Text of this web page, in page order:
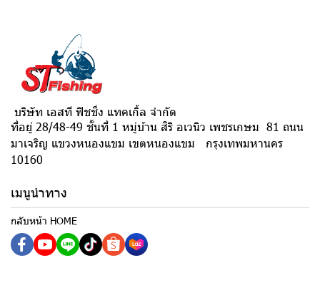
บริษัท เอสที ฟิชชิ่ง แทคเกิ้ล จำกัด
ที่อยู่ 28/48-49 ชั้นที่ 1 หมู่บ้าน สิริ อเวนิว เพชรเกษม 81 ถนน
มาเจริญ แขวงหนองแขม เขตหนองแขม กรุงเทพมหานคร
10160
เมนูนำทาง
กลับหน้า HOME